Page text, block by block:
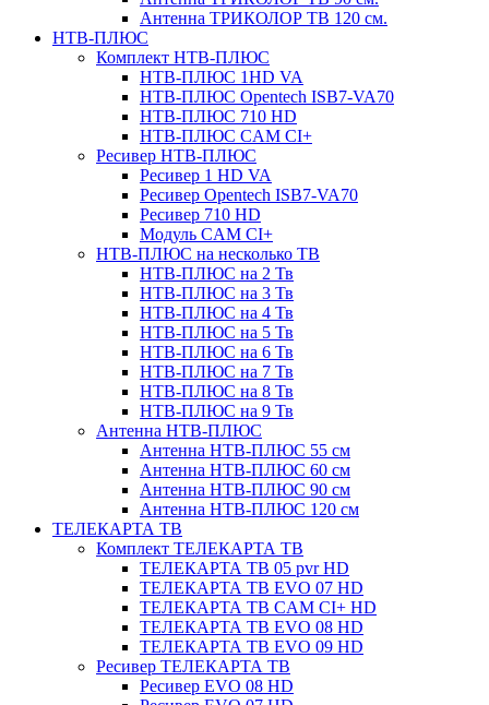
Антенна ТРИКОЛОР ТВ 120 см.
НТВ-ПЛЮС
Комплект НТВ-ПЛЮС
НТВ-ПЛЮС 1HD VA
НТВ-ПЛЮС Opentech ISB7-VA70
НТВ-ПЛЮС 710 HD
НТВ-ПЛЮС CAM CI+
Ресивер НТВ-ПЛЮС
Ресивер 1 HD VA
Ресивер Opentech ISB7-VA70
Ресивер 710 HD
Модуль CAM CI+
НТВ-ПЛЮС на несколько ТВ
НТВ-ПЛЮС на 2 Тв
НТВ-ПЛЮС на 3 Тв
НТВ-ПЛЮС на 4 Тв
НТВ-ПЛЮС на 5 Тв
НТВ-ПЛЮС на 6 Тв
НТВ-ПЛЮС на 7 Тв
НТВ-ПЛЮС на 8 Тв
НТВ-ПЛЮС на 9 Тв
Антенна НТВ-ПЛЮС
Антенна НТВ-ПЛЮС 55 см
Антенна НТВ-ПЛЮС 60 см
Антенна НТВ-ПЛЮС 90 см
Антенна НТВ-ПЛЮС 120 см
ТЕЛЕКАРТА ТВ
Комплект ТЕЛЕКАРТА ТВ
ТЕЛЕКАРТА ТВ 05 pvr HD
ТЕЛЕКАРТА ТВ EVO 07 HD
ТЕЛЕКАРТА ТВ CAM CI+ HD
ТЕЛЕКАРТА ТВ EVO 08 HD
ТЕЛЕКАРТА ТВ EVO 09 HD
Ресивер ТЕЛЕКАРТА ТВ
Ресивер EVO 08 HD